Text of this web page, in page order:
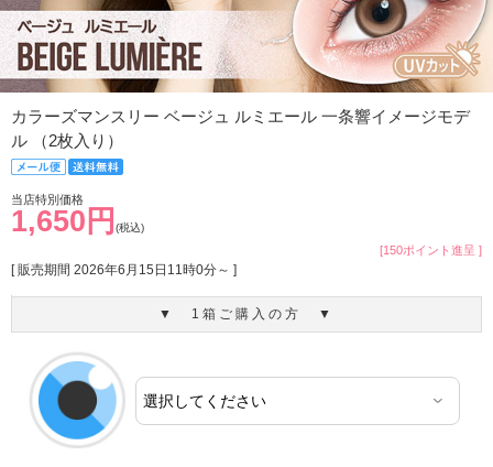
カラーズマンスリー ベージュ ルミエール 一条響イメージモデ
ル （2枚入り）
当店特別価格
1,650円 (税込)
[150ポイント進呈 ]
[ 販売期間 2026年6月15日11時0分～ ]
▼ 1箱ご購入の方 ▼